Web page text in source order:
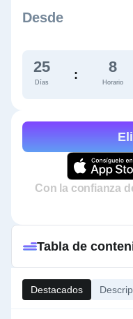
Desde
25
Días
: 8
Horario
Con la confianza
Destacados
Tabla de